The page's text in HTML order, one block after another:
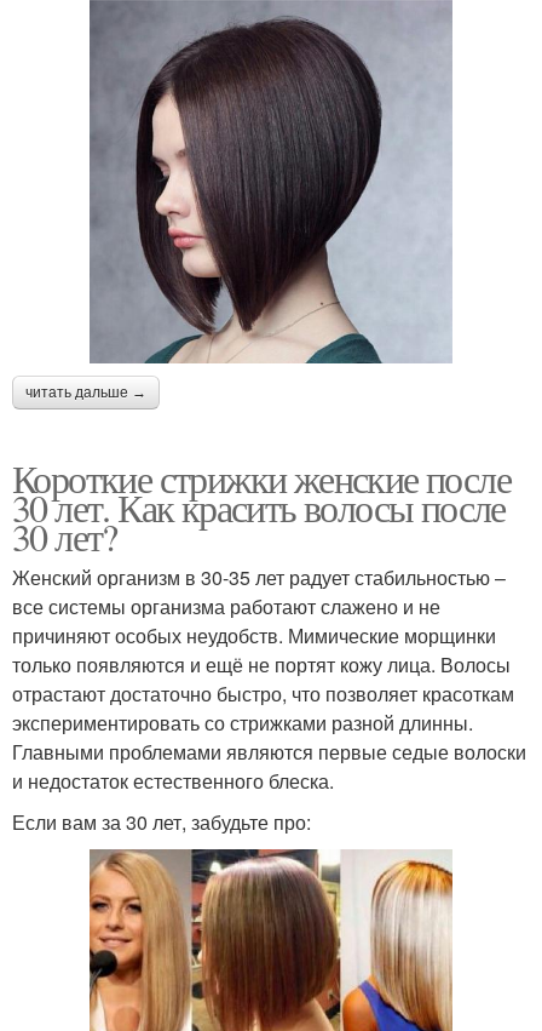
читать дальше →
Короткие стрижки женские после
30 лет. Как красить волосы после
30 лет?
Женский организм в 30-35 лет радует стабильностью –
все системы организма работают слажено и не
причиняют особых неудобств. Мимические морщинки
только появляются и ещё не портят кожу лица. Волосы
отрастают достаточно быстро, что позволяет красоткам
экспериментировать со стрижками разной длинны.
Главными проблемами являются первые седые волоски
и недостаток естественного блеска.
Если вам за 30 лет, забудьте про: